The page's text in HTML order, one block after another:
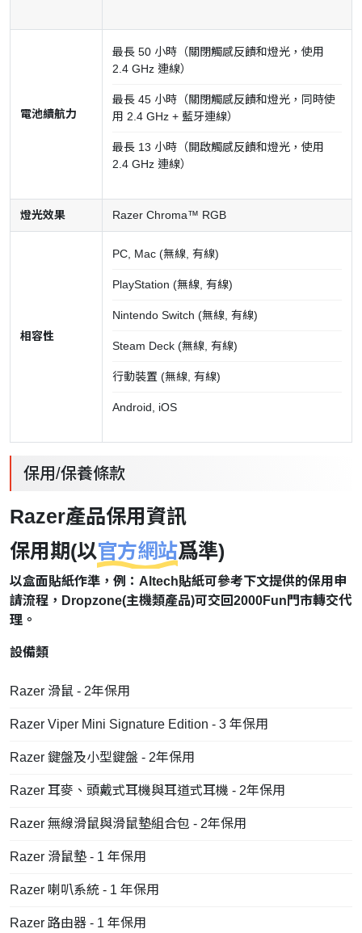
電池續航力
最長 50 小時（關閉觸感反饋和燈光，使用
2.4 GHz 連線）
最長 45 小時（關閉觸感反饋和燈光，同時使
用 2.4 GHz + 藍牙連線）
最長 13 小時（開啟觸感反饋和燈光，使用
2.4 GHz 連線）
燈光效果 Razer Chroma™ RGB
相容性
PC, Mac (無線, 有線)
PlayStation (無線, 有線)
Nintendo Switch (無線, 有線)
Steam Deck (無線, 有線)
行動裝置 (無線, 有線)
Android, iOS
保用/保養條款
Razer產品保用資訊
保用期(以官方網站爲準)
以盒面貼紙作準，例：Altech貼紙可參考下文提供的保用申
請流程，Dropzone(主機類產品)可交回2000Fun門市轉交代
理。
設備類
Razer 滑鼠 - 2年保用
Razer Viper Mini Signature Edition - 3 年保用
Razer 鍵盤及小型鍵盤 - 2年保用
Razer 耳麥、頭戴式耳機與耳道式耳機 - 2年保用
Razer 無線滑鼠與滑鼠墊組合包 - 2年保用
Razer 滑鼠墊 - 1 年保用
Razer 喇叭系統 - 1 年保用
Razer 路由器 - 1 年保用